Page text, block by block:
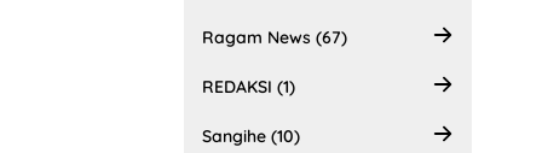
Ragam News (67)
REDAKSI (1)
Sangihe (10)